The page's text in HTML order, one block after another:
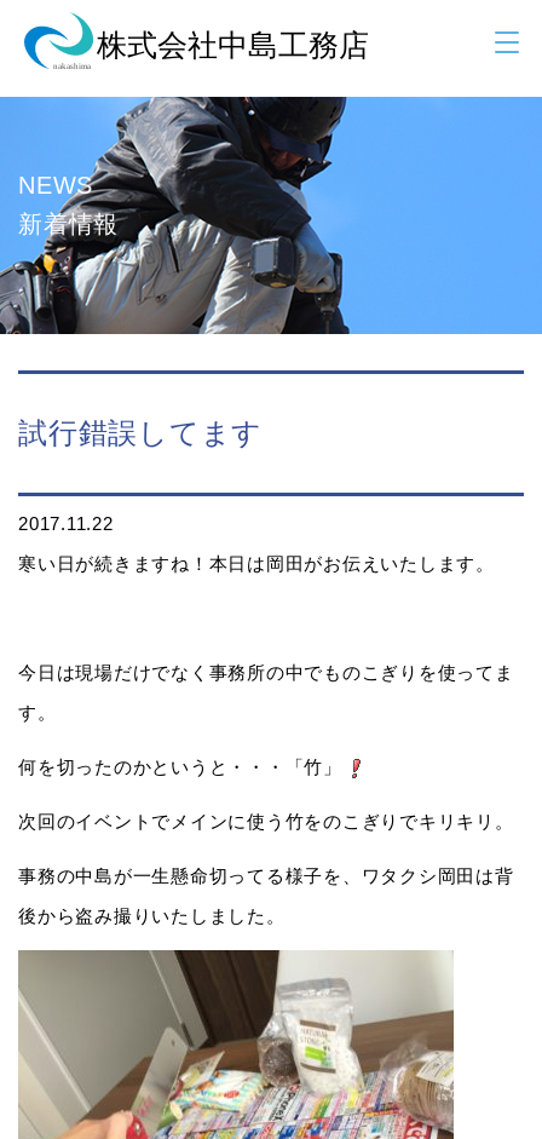
NEWS
新着情報
試行錯誤してます
2017.11.22
寒い日が続きますね！本日は岡田がお伝えいたします。
今日は現場だけでなく事務所の中でものこぎりを使ってま
す。
何を切ったのかというと・・・「竹」
次回のイベントでメインに使う竹をのこぎりでキリキリ。
事務の中島が一生懸命切ってる様子を、ワタクシ岡田は背
後から盗み撮りいたしました。